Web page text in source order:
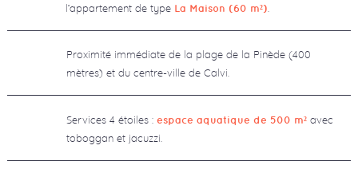
l’appartement de type La Maison (60 m²)
Proximité immédiate de la plage de la Pinède (400
mètres) et du centre-ville de Calvi.
Services 4 étoiles : espace aquatique de 500 m²avec
toboggan et jacuzzi.